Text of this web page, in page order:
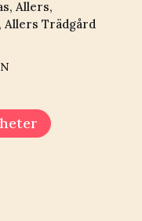
Allers,
Allers Trädgård